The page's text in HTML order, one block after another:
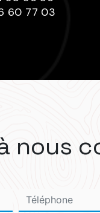
60 77 03
nous